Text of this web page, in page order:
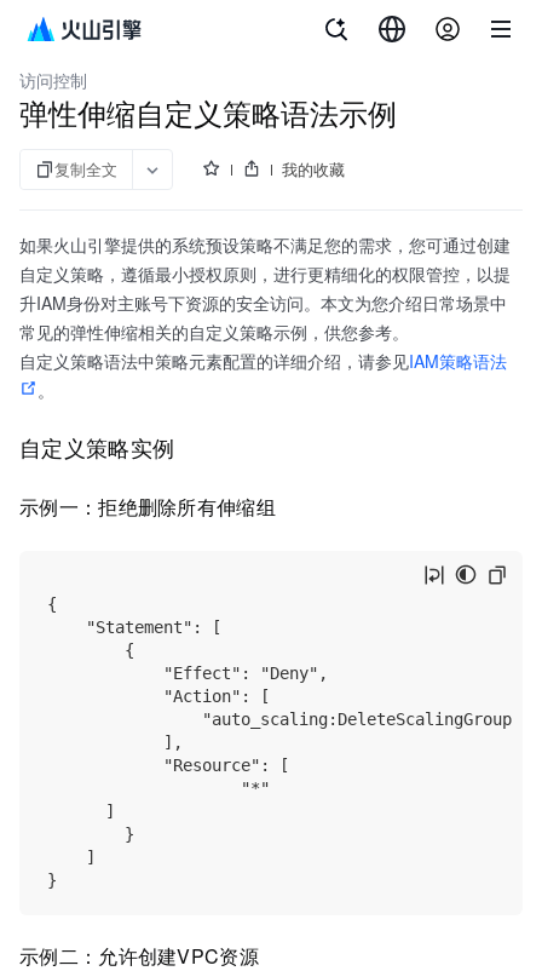
弹性伸缩
访问控制
弹性伸缩自定义策略语法示例
复制全文 我的收藏
如果火山引擎提供的系统预设策略不满足您的需求，您可通过创建
自定义策略，遵循最小授权原则，进行更精细化的权限管控，以提
升IAM身份对主账号下资源的安全访问。本文为您介绍日常场景中
常见的弹性伸缩相关的自定义策略示例，供您参考。
自定义策略语法中策略元素配置的详细介绍，请参见IAM策略语法
。
自定义策略实例
示例一：拒绝删除所有伸缩组
{
    "Statement": [
        {
            "Effect": "Deny",
            "Action": [
                "auto_scaling:DeleteScalingGroup"
            ],
            "Resource": [
                    "*"
      ]
        }
    ]
示例二：允许创建VPC资源